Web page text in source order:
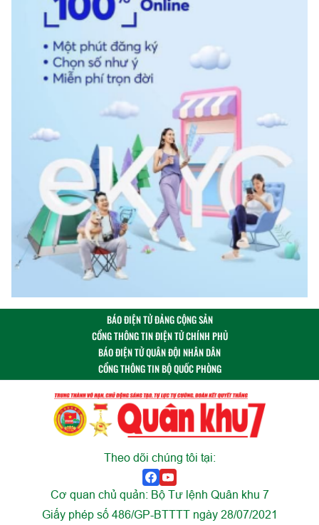
BÁO ĐIỆN TỬ ĐẢNG CỘNG SẢN
CỔNG THÔNG TIN ĐIỆN TỬ CHÍNH PHỦ
BÁO ĐIỆN TỬ QUÂN ĐỘI NHÂN DÂN
CỔNG THÔNG TIN BỘ QUỐC PHÒNG
Theo dõi chúng tôi tại:
Cơ quan chủ quản: Bộ Tư lệnh Quân khu 7
Giấy phép số 486/GP-BTTTT ngày 28/07/2021